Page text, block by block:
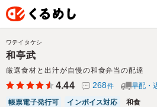
和亭武
厳選食材と出汁が自慢の和食弁当の配達
ワテイタケシ
4.44 268件 早配・
帳票電子発行可
インボイス対応 和食